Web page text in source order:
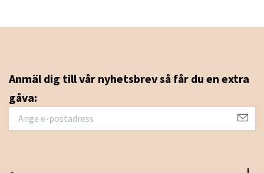
Anmäl dig till vår nyhetsbrev så får du en extra
gåva: